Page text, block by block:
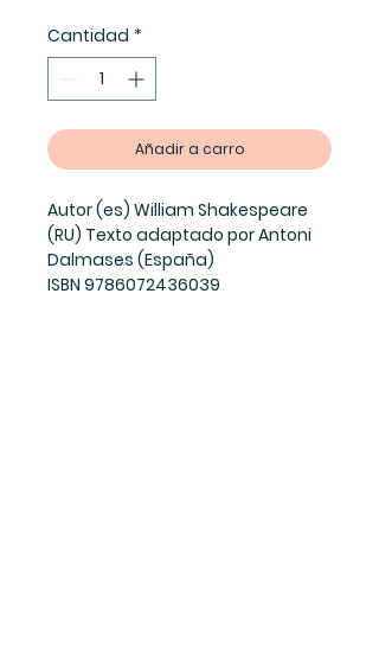
Cantidad *
Añadir a carro
Autor (es) William Shakespeare
(RU) Texto adaptado por Antoni
Dalmases (España)
ISBN 9786072436039